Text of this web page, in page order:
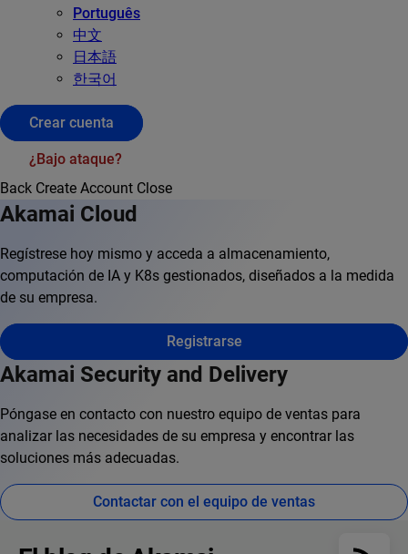
Português
中文
日本語
한국어
Crear cuenta
¿Bajo ataque?
Back Create Account Close
Akamai Cloud
Regístrese hoy mismo y acceda a almacenamiento,
computación de IA y K8s gestionados, diseñados a la medida
de su empresa.
Registrarse
Akamai Security and Delivery
Póngase en contacto con nuestro equipo de ventas para
analizar las necesidades de su empresa y encontrar las
soluciones más adecuadas.
Contactar con el equipo de ventas